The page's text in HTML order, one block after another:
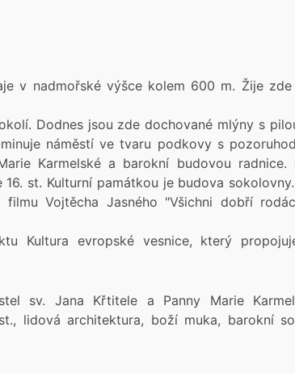
v nadmořské výšce kolem 600 m. Žije zde
Dodnes jsou zde dochované mlýny s
náměstí ve tvaru podkovy s
Karmelské a barokní budovou radnice.
st. Kulturní památkou je budova sokolovny.
Vojtěcha Jasného "Všichni dobří
Kultura evropské vesnice, který
sv. Jana Křtitele a Panny Marie
lidová architektura, boží muka, barokní